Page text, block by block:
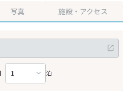
写真 施設・アクセス
泊